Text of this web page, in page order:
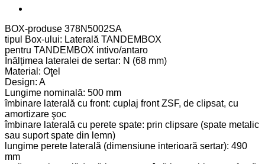
BOX-produse 378N5002SA
tipul Box-ului: Laterală TANDEMBOX
pentru TANDEMBOX intivo/antaro
Înălțimea lateralei de sertar: N (68 mm)
Material: Oţel
Design: A
Lungime nominală: 500 mm
îmbinare laterală cu front: cuplaj front ZSF, de clipsat, cu
amortizare şoc
îmbinare laterală cu perete spate: prin clipsare (spate metalic
sau suport spate din lemn)
lungime perete laterală (dimensiune interioară sertar): 490
mm